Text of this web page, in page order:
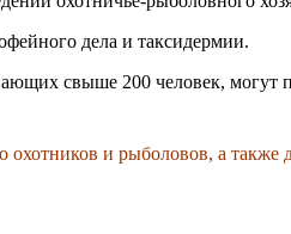
дела и таксидермии.
свыше 200 человек, могут
охотников и рыболовов, а также